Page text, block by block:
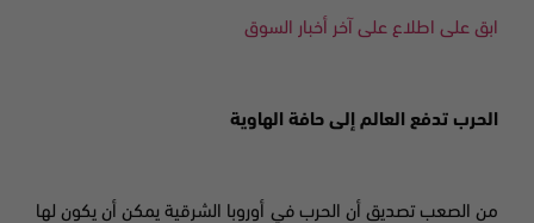
ابق على اطلاع على آخر أخبار السوق
الحرب تدفع العالم إلى حافة الهاوية
من الصعب تصديق أن الحرب في أوروبا الشرقية يمكن أن يكون لها